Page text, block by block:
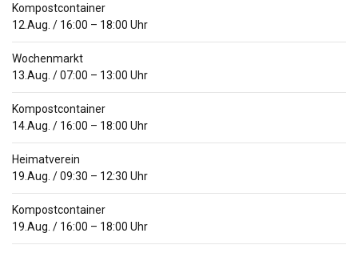
Kompostcontainer
12.Aug. / 16:00 – 18:00 Uhr
Wochenmarkt
13.Aug. /07:00 – 13:00 Uhr
Kompostcontainer
14.Aug. / 16:00 – 18:00 Uhr
Heimatverein
19.Aug. /09:30 – 12:30 Uhr
Kompostcontainer
19.Aug. / 16:00 – 18:00 Uhr